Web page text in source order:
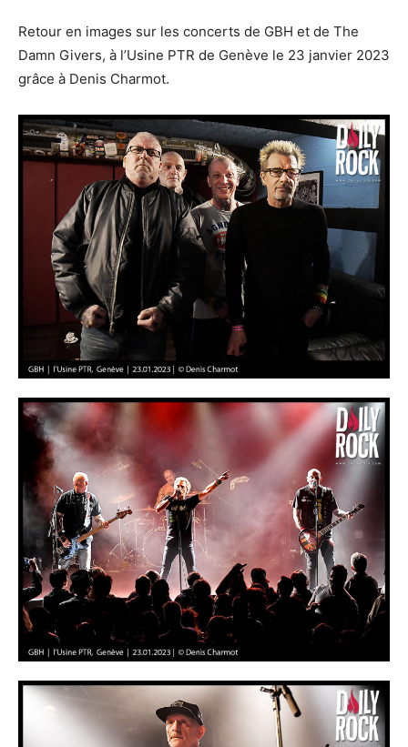
Retour en images sur les concerts de GBH et de The
Damn Givers, à l’Usine PTR de Genève le 23 janvier 2023
grâce à Denis Charmot.